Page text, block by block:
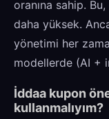
oranına sahip.
daha yüksek.
yönetimi her
modellerde (AI +
İddaa kupon
kullanmalıyım?